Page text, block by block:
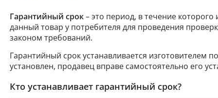
Гарантийный срок– это период, в течение которого
данный товар у потребителя для проведения
законом требований.
Гарантийный срок устанавливается изготовителем
установлен, продавец вправе самостоятельно его
Кто устанавливает гарантийный срок?